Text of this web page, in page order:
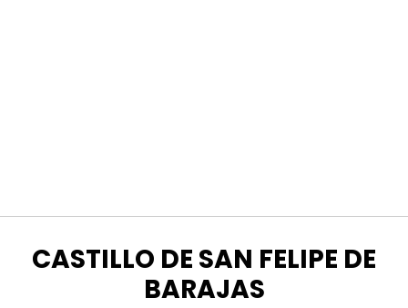
ETIQUETA
:
CASTILLO DE SAN FELIPE DE
BARAJAS